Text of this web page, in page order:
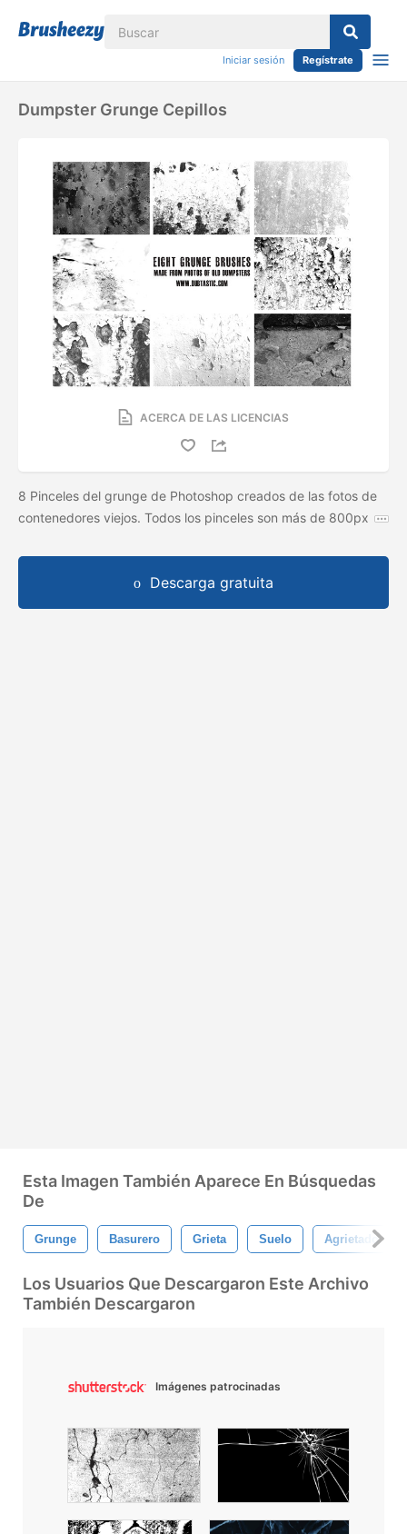
Iniciar sesión Regístrate
Dumpster Grunge Cepillos
ACERCA DE LAS LICENCIAS
8 Pinceles del grunge de Photoshop creados de las fotos de
contenedores viejos. Todos los pinceles son más de 800px
Descarga gratuita
Esta Imagen También Aparece En Búsquedas
De
Grunge Basurero Grieta Suelo Agrietado
Los Usuarios Que Descargaron Este Archivo
También Descargaron
Imágenes patrocinadas